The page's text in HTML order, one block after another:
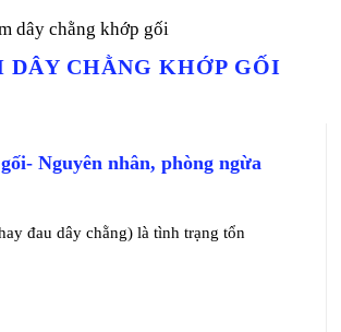
dây chằng khớp gối
DÂY CHẰNG KHỚP GỐI
Nguyên nhân, phòng ngừa
đau dây chằng) là tình trạng tổn